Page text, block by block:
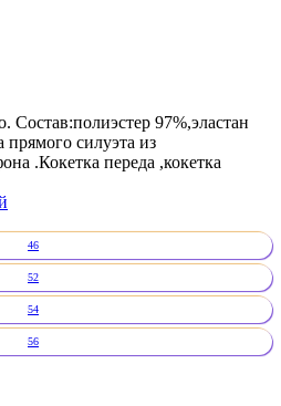
97%,эластан
силуэта из
.Кокетка переда ,кокетка
46
52
54
56